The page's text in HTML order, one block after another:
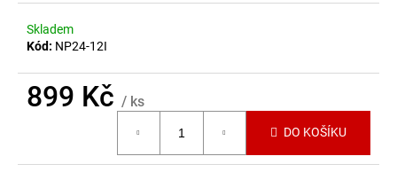
Skladem
Kód: NP24-12I
899 Kč / ks
DO KOŠÍKU
u
e
m
BATERIE